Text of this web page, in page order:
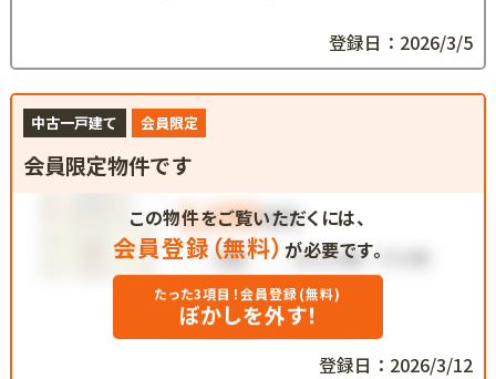
登録日：2026/3/5
中古一戸建て 会員限定
会員限定物件です
この物件をご覧いただくには、
会員登録（無料） が必要です。
たった3項目！会員登録(無料)
ぼかしを外す！
登録日：2026/3/12